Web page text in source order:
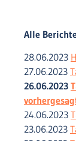
Alle
28.06.2023
27.06.2023
26.06.2023
24.06.2023
23.06.2023